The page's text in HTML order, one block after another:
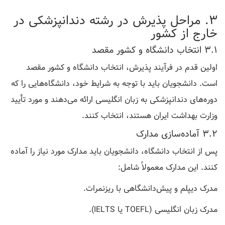
3. مراحل پذیرش در رشته دندانپزشکی در
خارج از کشور
3.1 انتخاب دانشگاه و کشور مقصد
اولین قدم در فرآیند پذیرش، انتخاب دانشگاه و کشور مقصد
است. دانشجویان باید با توجه به شرایط خود، دانشگاه‌هایی را که
دوره‌های دندانپزشکی به زبان انگلیسی ارائه می‌دهند و مورد تأیید
وزارت بهداشت ایران هستند، انتخاب کنند.
3.2 آماده‌سازی مدارک
پس از انتخاب دانشگاه، دانشجویان باید مدارک مورد نیاز را آماده
کنند. این مدارک معمولاً شامل:
مدرک دیپلم و پیش‌دانشگاهی با ریزنمرات.
مدرک زبان انگلیسی (TOEFL یا IELTS).